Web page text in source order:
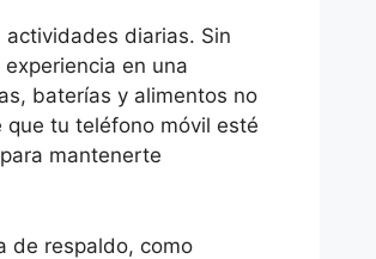
diarias. Sin
en una
baterías y alimentos no
que tu teléfono móvil esté
mantenerte
de respaldo, como